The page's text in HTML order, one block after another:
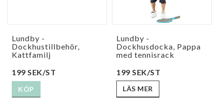
Lundby -
Dockhustillbehör,
Kattfamilj
199 SEK/ST
KÖP
Lundby -
Dockhusdocka, Pappa
med tennisrack
199 SEK/ST
LÄS MER